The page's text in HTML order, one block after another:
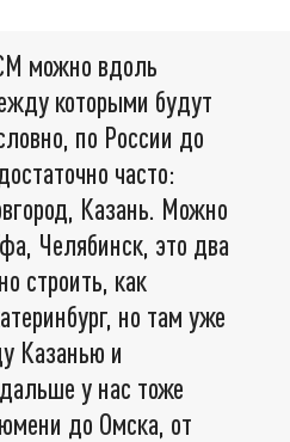
можно вдоль
которыми будут
по России до
часто:
Казань. Можно
Челябинск, это два
строить, как
но там уже
Казанью и
у нас тоже
до Омска, от